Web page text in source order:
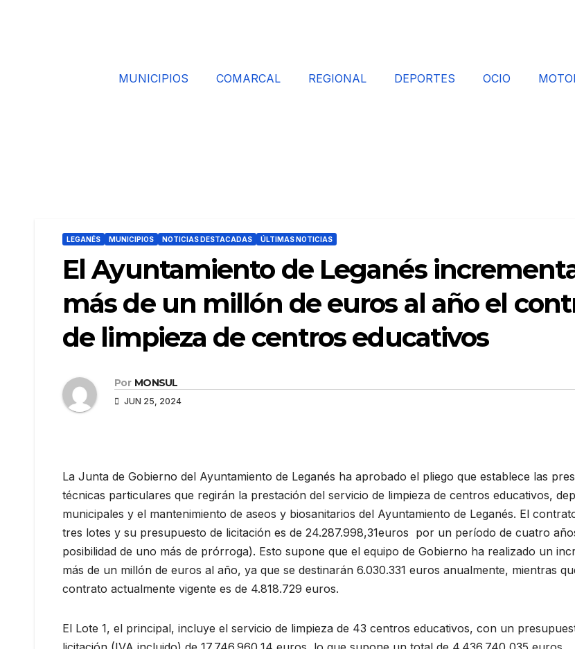
MUNICIPIOS COMARCAL REGIONAL DEPORTES OCIO
LEGANÉS MUNICIPIOS NOTICIAS DESTACADAS ÚLTIMAS NOTICIAS
El Ayuntamiento de Leganés
más de un millón de euros al año el
de limpieza de centros educativos
Por MONSUL
JUN 25, 2024
La Junta de Gobierno del Ayuntamiento de Leganés ha aprobado el pliego que establece las
técnicas particulares que regirán la prestación del servicio de limpieza de centros educativos,
municipales y el mantenimiento de aseos y biosanitarios del Ayuntamiento de Leganés. El
tres lotes y su presupuesto de licitación es de 24.287.998,31euros por un período de cuatro
posibilidad de uno más de prórroga). Esto supone que el equipo de Gobierno ha realizado un
más de un millón de euros al año, ya que se destinarán 6.030.331 euros anualmente, mientras
contrato actualmente vigente es de 4.818.729 euros.
El Lote 1, el principal, incluye el servicio de limpieza de 43 centros educativos, con un